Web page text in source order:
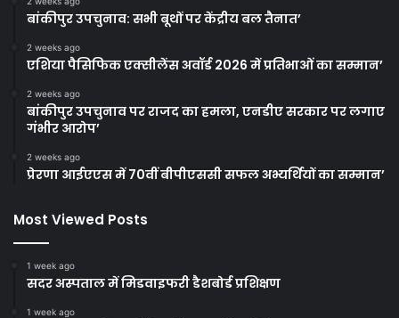
बांकीपुर उपचुनाव: सभी बूथों पर केंद्रीय बल तैनात’
2 weeks ago
एशिया पैसिफिक एक्सीलेंस अवॉर्ड 2026 में प्रतिभाओं का सम्मान’
2 weeks ago
बांकीपुर उपचुनाव पर राजद का हमला, एनडीए सरकार पर लगाए
गंभीर आरोप’
2 weeks ago
प्रेरणा आईएएस में 70वीं बीपीएससी सफल अभ्यर्थियों का सम्मान’
Most Viewed Posts
1 week ago
सदर अस्पताल में मिडवाइफरी डैशबोर्ड प्रशिक्षण
1 week ago